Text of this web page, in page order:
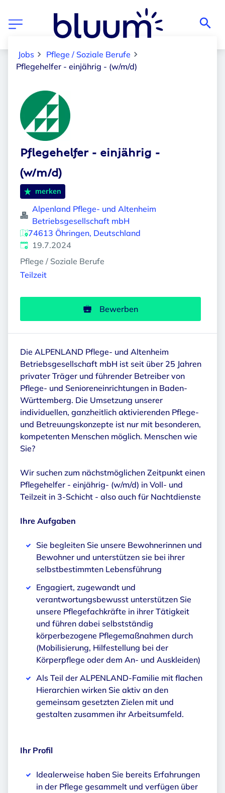
Jobs
Pflege / Soziale Berufe
Pflegehelfer - einjährig - (w/m/d)
Pflegehelfer - einjährig -
(w/m/d)
merken
Alpenland Pflege- und Altenheim
Betriebsgesellschaft mbH
74613 Öhringen, Deutschland
Veröffentlicht:
19.7.2024
Pflege / Soziale Berufe
Teilzeit
Bewerben
Die ALPENLAND Pflege- und Altenheim
Betriebsgesellschaft mbH ist seit über 25 Jahren
privater Träger und führender Betreiber von
Pflege- und Senioreneinrichtungen in Baden-
Württemberg. Die Umsetzung unserer
individuellen, ganzheitlich aktivierenden Pflege-
und Betreuungskonzepte ist nur mit besonderen,
kompetenten Menschen möglich. Menschen wie
Sie?
Wir suchen zum nächstmöglichen Zeitpunkt einen
Pflegehelfer - einjährig- (w/m/d) in Voll- und
Teilzeit in 3-Schicht - also auch für Nachtdienste
Ihre Aufgaben
Sie begleiten Sie unsere Bewohnerinnen und
Bewohner und unterstützen sie bei ihrer
selbstbestimmten Lebensführung
Engagiert, zugewandt und
verantwortungsbewusst unterstützen Sie
unsere Pflegefachkräfte in ihrer Tätigkeit
und führen dabei selbstständig
körperbezogene Pflegemaßnahmen durch
(Mobilisierung, Hilfestellung bei der
Körperpflege oder dem An- und Auskleiden)
Als Teil der ALPENLAND-Familie mit flachen
Hierarchien wirken Sie aktiv an den
gemeinsam gesetzten Zielen mit und
gestalten zusammen ihr Arbeitsumfeld.
Ihr Profil
Idealerweise haben Sie bereits Erfahrungen
in der Pflege gesammelt und verfügen über